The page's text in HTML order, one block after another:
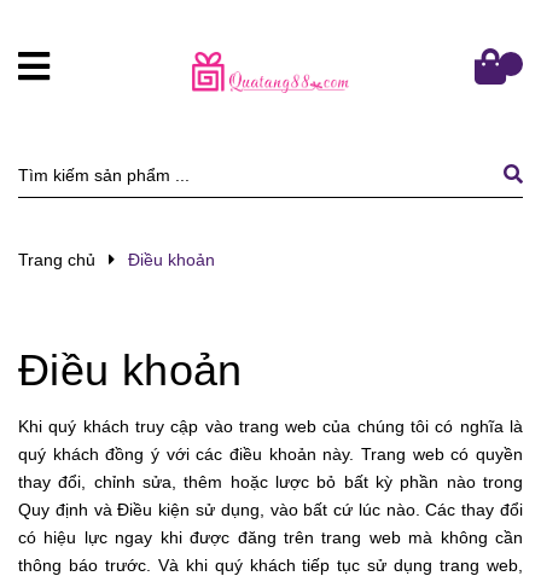
Trang chủ Điều khoản
Điều khoản
Khi quý khách truy cập vào trang web của chúng tôi có nghĩa là
quý khách đồng ý với các điều khoản này. Trang web có quyền
thay đổi, chỉnh sửa, thêm hoặc lược bỏ bất kỳ phần nào trong
Quy định và Điều kiện sử dụng, vào bất cứ lúc nào. Các thay đổi
có hiệu lực ngay khi được đăng trên trang web mà không cần
thông báo trước. Và khi quý khách tiếp tục sử dụng trang web,